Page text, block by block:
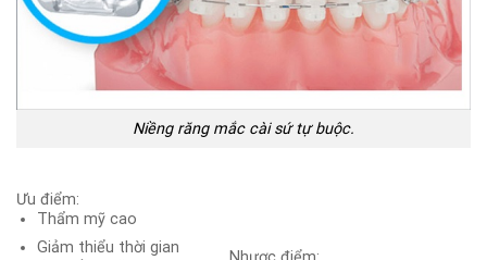
Niềng răng mắc cài sứ tự buộc.
Ưu điểm:
Thẩm mỹ cao
Giảm thiểu thời gian